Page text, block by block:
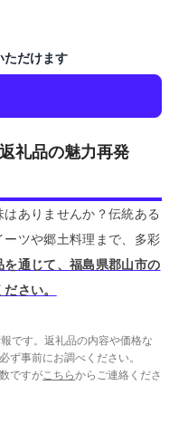
ただけます
礼品の魅力再発
ありませんか？伝統ある
ツや郷土料理まで、多彩
を通じて、福島県郡山市の
さい。
です。返礼品の内容や価格な
ず事前にお調べください。
ですがこちらからご連絡くださ